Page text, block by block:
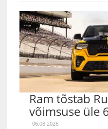
Ram tõstab
võimsuse üle
06.08.2026